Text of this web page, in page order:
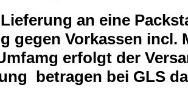
an eine
gegen Vorkassen incl.
erfolgt der
betragen bei GLS